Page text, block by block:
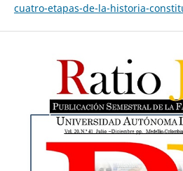
cuatro-etapas-de-la-historia-